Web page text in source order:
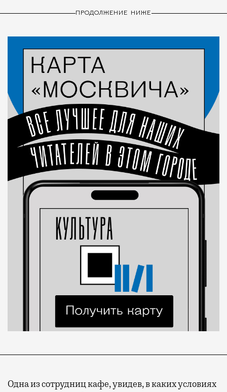
ПРОДОЛЖЕНИЕ НИЖЕ
Одна из сотрудниц кафе, увидев, в каких условиях